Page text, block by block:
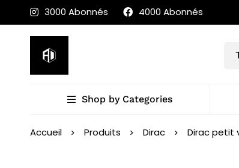
3000 Abonnés 4000 Abonnés
Shop by Categories
Accueil Produits Dirac Dirac petit